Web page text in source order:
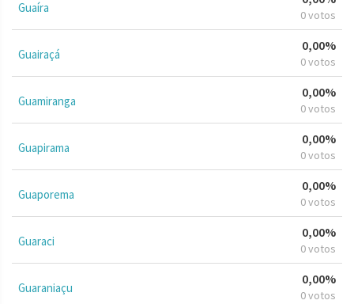
Guaíra 0 votos
Guairaçá
0,00%
0 votos
Guamiranga
0,00%
0 votos
Guapirama
0,00%
0 votos
Guaporema
0,00%
0 votos
Guaraci
0,00%
0 votos
Guaraniaçu
0,00%
0 votos